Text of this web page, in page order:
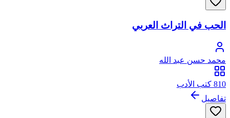
الحب في التراث العربي
محمد حسن عبد الله
810 كتب الأدب
تفاصيل